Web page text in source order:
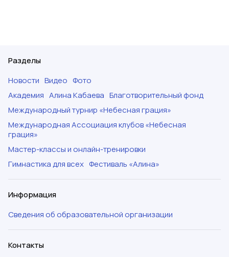
Разделы
Новости Видео Фото
Академия Алина Кабаева Благотворительный фонд
Международный турнир «Небесная грация»
Международная Ассоциация клубов «Небесная
грация»
Мастер-классы и онлайн-тренировки
Гимнастика для всех Фестиваль «Алина»
Информация
Сведения об образовательной организации
Контакты